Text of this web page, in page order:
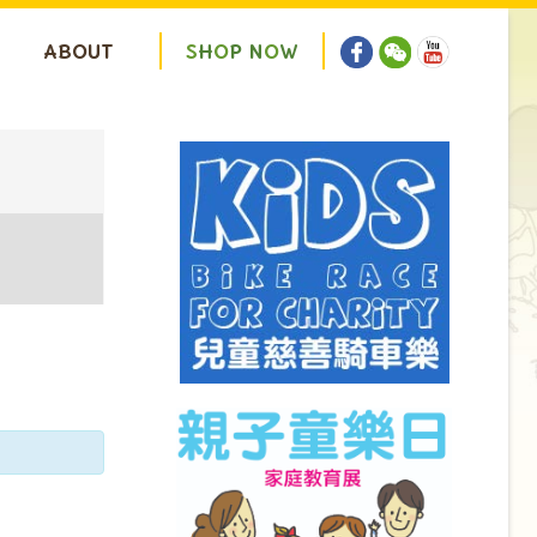
ABOUT SHOP NOW